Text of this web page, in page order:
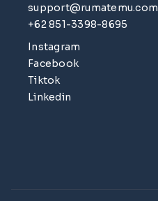
support@rumatemu.com
+62 851-3398-8695
Instagram
Facebook
Tiktok
Linkedin